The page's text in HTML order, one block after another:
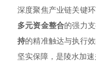
深度聚焦产业链关键
多元资金整合的强力
持的精准触达与执行
坚实保障，是陵水加